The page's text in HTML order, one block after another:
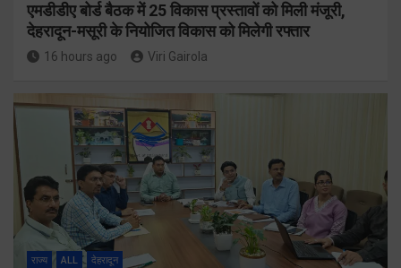
एमडीडीए बोर्ड बैठक में 25 विकास प्रस्तावों को मिली मंजूरी,
देहरादून-मसूरी के नियोजित विकास को मिलेगी रफ्तार
16 hours ago Viri Gairola
राज्य ALL देहरादून